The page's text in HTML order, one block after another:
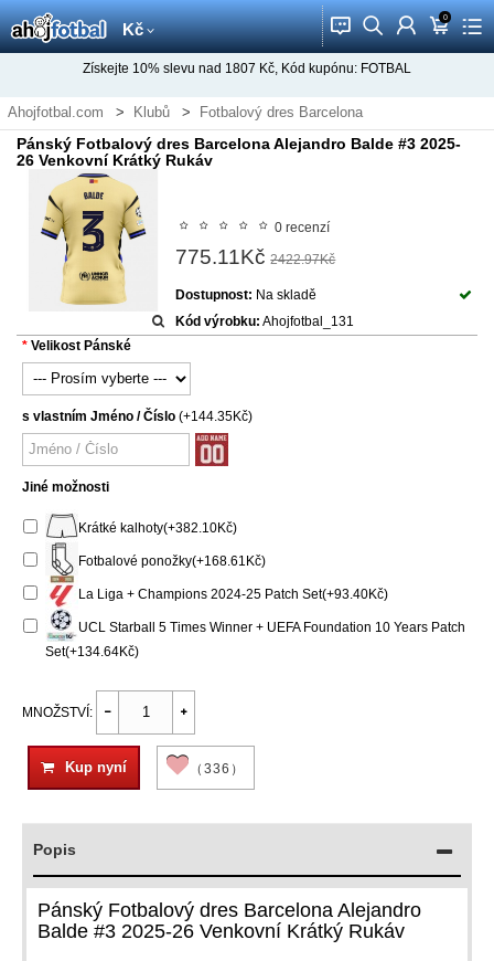
Kč 󰂱 󰂨 󰃳 0
󰃦 󰃖
Získejte 10% slevu nad 1807 Kč, Kód kupónu: FOTBAL
Ahojfotbal.com Klubů Fotbalový dres Barcelona
Pánský Fotbalový dres Barcelona Alejandro Balde #3 2025-
26 Venkovní Krátký Rukáv
0 recenzí
775.11Kč 2422.97Kč
Dostupnost: Na skladě
Kód výrobku: Ahojfotbal_131
Velikost Pánské
s vlastním Jméno / Číslo (+144.35Kč)
Jiné možnosti
Krátké kalhoty(+382.10Kč)
Fotbalové ponožky(+168.61Kč)
La Liga + Champions 2024-25 Patch Set(+93.40Kč)
UCL Starball 5 Times Winner + UEFA Foundation 10 Years Patch
Set(+134.64Kč)
MNOŽSTVÍ:
Kup nyní （336）
Popis
Pánský Fotbalový dres Barcelona Alejandro
Balde #3 2025-26 Venkovní Krátký Rukáv